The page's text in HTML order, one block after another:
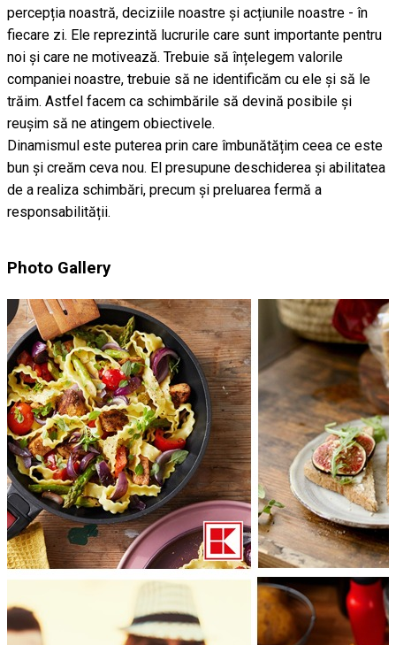
percepția noastră, deciziile noastre și acțiunile noastre - în
fiecare zi. Ele reprezintă lucrurile care sunt importante pentru
noi și care ne motivează. Trebuie să înțelegem valorile
companiei noastre, trebuie să ne identificăm cu ele și să le
trăim. Astfel facem ca schimbările să devină posibile și
reușim să ne atingem obiectivele.
Dinamismul este puterea prin care îmbunătățim ceea ce este
bun și creăm ceva nou. El presupune deschiderea și abilitatea
de a realiza schimbări, precum și preluarea fermă a
responsabilității.
Photo Gallery